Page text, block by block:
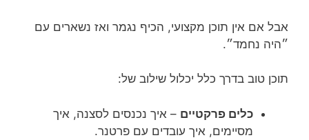
אבל אם אין תוכן מקצועי, הכיף נגמר ואז נשארים עם
״היה נחמד״.
תוכן טוב בדרך כלל יכלול שילוב של:
כלים פרקטיים – איך נכנסים לסצנה, איך
מסיימים, איך עובדים עם פרטנר.